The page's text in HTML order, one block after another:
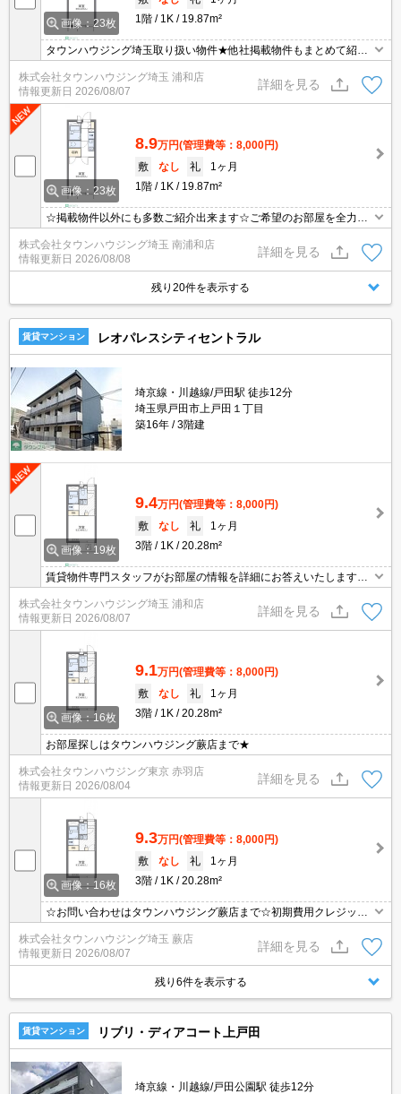
画像：23枚
1階
1K 19.87m²
タウンハウジング埼玉取り扱い物件★他社掲載物件もまとめて紹介
できます・オンラインでの面談＆見学も対応
株式会社タウンハウジング埼玉 浦和店
情報更新日 2026/08/07
詳細を見る
画像：23枚
8.9万円(管理費等：8,000円)
敷
なし 礼
1ヶ月
1階
1K 19.87m²
☆掲載物件以外にも多数ご紹介出来ます☆ご希望のお部屋を全力で
お探しさせて頂きます♪
株式会社タウンハウジング埼玉 南浦和店
情報更新日 2026/08/08
詳細を見る
残り20件を表示する
賃貸マンション レオパレスシティセントラル
埼京線・川越線/戸田駅 徒歩12分
埼玉県戸田市上戸田１丁目
築16年
3階建
画像：19枚
9.4万円(管理費等：8,000円)
敷
なし 礼
1ヶ月
3階
1K 20.28m²
賃貸物件専門スタッフがお部屋の情報を詳細にお答えいたします。
お問合わせはタウンハウジング浦和店まで♪
株式会社タウンハウジング埼玉 浦和店
情報更新日 2026/08/07
詳細を見る
画像：16枚
9.1万円(管理費等：8,000円)
敷
なし 礼
1ヶ月
3階
1K 20.28m²
お部屋探しはタウンハウジング蕨店まで★
株式会社タウンハウジング東京 赤羽店
情報更新日 2026/08/04
詳細を見る
画像：16枚
9.3万円(管理費等：8,000円)
敷
なし 礼
1ヶ月
3階
1K 20.28m²
☆お問い合わせはタウンハウジング蕨店まで☆初期費用クレジット
決済相談☆オンラインでの内見・契約もお気軽にご相談ください！
株式会社タウンハウジング埼玉 蕨店
情報更新日 2026/08/07
詳細を見る
残り6件を表示する
賃貸マンション リブリ・ディアコート上戸田
埼京線・川越線/戸田公園駅 徒歩12分